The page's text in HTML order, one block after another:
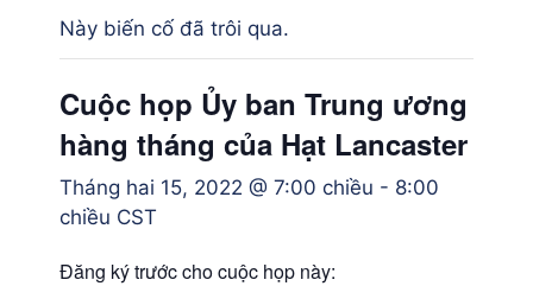
Này biến cố đã trôi qua.
Cuộc họp Ủy ban Trung ương
hàng tháng của Hạt Lancaster
Tháng hai 15, 2022 @ 7:00 chiều - 8:00
chiều CST
Đăng ký trước cho cuộc họp này: